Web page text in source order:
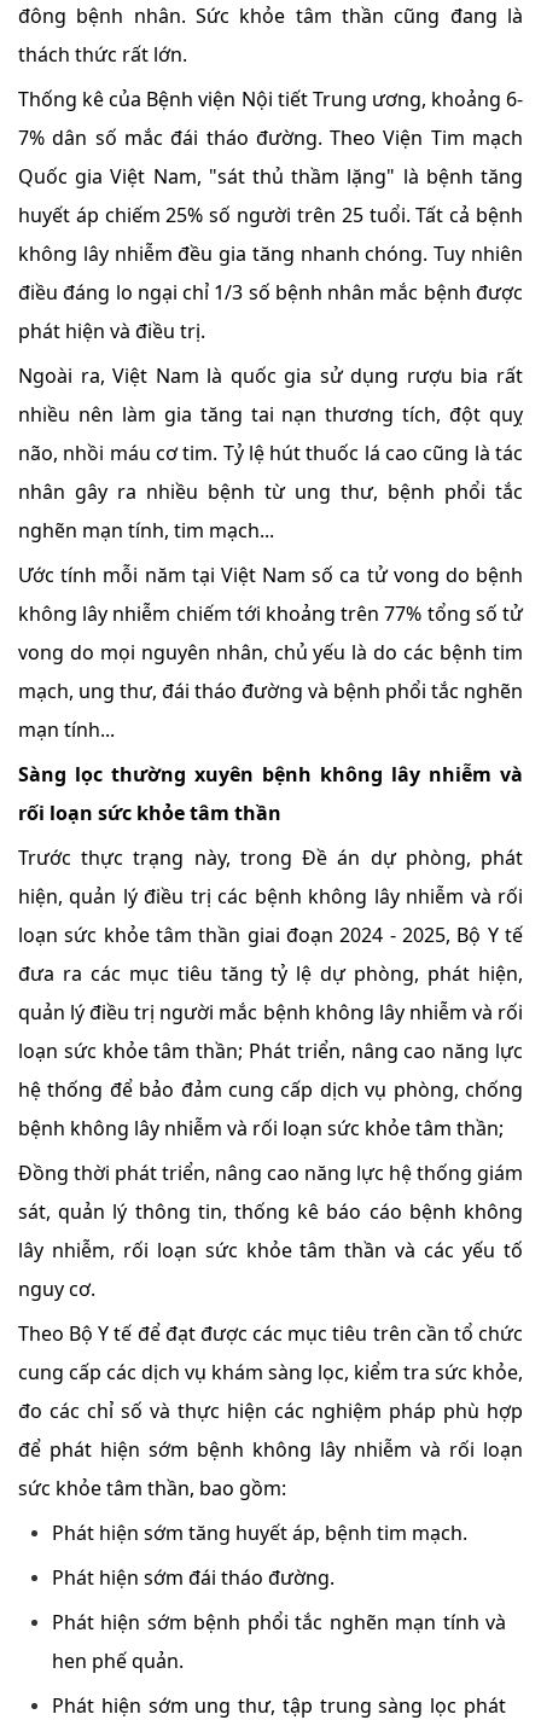
đông bệnh nhân. Sức khỏe tâm thần cũng đang là
thách thức rất lớn.
Thống kê của Bệnh viện Nội tiết Trung ương, khoảng 6-
7% dân số mắc đái tháo đường. Theo Viện Tim mạch
Quốc gia Việt Nam, "sát thủ thầm lặng" là bệnh tăng
huyết áp chiếm 25% số người trên 25 tuổi. Tất cả bệnh
không lây nhiễm đều gia tăng nhanh chóng. Tuy nhiên
điều đáng lo ngại chỉ 1/3 số bệnh nhân mắc bệnh được
phát hiện và điều trị.
Ngoài ra, Việt Nam là quốc gia sử dụng rượu bia rất
nhiều nên làm gia tăng tai nạn thương tích, đột quỵ
não, nhồi máu cơ tim. Tỷ lệ hút thuốc lá cao cũng là tác
nhân gây ra nhiều bệnh từ ung thư, bệnh phổi tắc
nghẽn mạn tính, tim mạch...
Ước tính mỗi năm tại Việt Nam số ca tử vong do bệnh
không lây nhiễm chiếm tới khoảng trên 77% tổng số tử
vong do mọi nguyên nhân, chủ yếu là do các bệnh tim
mạch, ung thư, đái tháo đường và bệnh phổi tắc nghẽn
mạn tính...
Sàng lọc thường xuyên bệnh không lây nhiễm và
rối loạn sức khỏe tâm thần
Trước thực trạng này, trong Đề án dự phòng, phát
hiện, quản lý điều trị các bệnh không lây nhiễm và rối
loạn sức khỏe tâm thần giai đoạn 2024 - 2025, Bộ Y tế
đưa ra các mục tiêu tăng tỷ lệ dự phòng, phát hiện,
quản lý điều trị người mắc bệnh không lây nhiễm và rối
loạn sức khỏe tâm thần; Phát triển, nâng cao năng lực
hệ thống để bảo đảm cung cấp dịch vụ phòng, chống
bệnh không lây nhiễm và rối loạn sức khỏe tâm thần;
Đồng thời phát triển, nâng cao năng lực hệ thống giám
sát, quản lý thông tin, thống kê báo cáo bệnh không
lây nhiễm, rối loạn sức khỏe tâm thần và các yếu tố
nguy cơ.
Theo Bộ Y tế để đạt được các mục tiêu trên cần tổ chức
cung cấp các dịch vụ khám sàng lọc, kiểm tra sức khỏe,
đo các chỉ số và thực hiện các nghiệm pháp phù hợp
để phát hiện sớm bệnh không lây nhiễm và rối loạn
sức khỏe tâm thần, bao gồm:
Phát hiện sớm tăng huyết áp, bệnh tim mạch.
Phát hiện sớm đái tháo đường.
Phát hiện sớm bệnh phổi tắc nghẽn mạn tính và
hen phế quản.
Phát hiện sớm ung thư, tập trung sàng lọc phát